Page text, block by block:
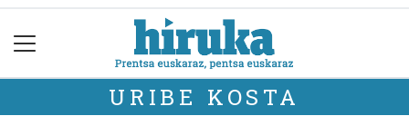
URIBE KOSTA